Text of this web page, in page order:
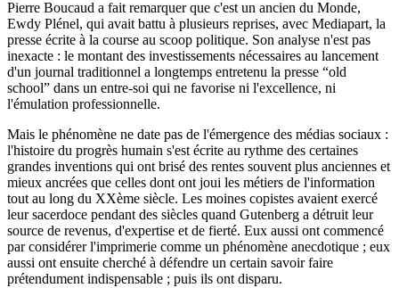
Pierre Boucaud a fait remarquer que c'est un ancien du Monde,
Ewdy Plénel, qui avait battu à plusieurs reprises, avec Mediapart, la
presse écrite à la course au scoop politique. Son analyse n'est pas
inexacte : le montant des investissements nécessaires au lancement
d'un journal traditionnel a longtemps entretenu la presse “old
school” dans un entre-soi qui ne favorise ni l'excellence, ni
l'émulation professionnelle.
Mais le phénomène ne date pas de l'émergence des médias sociaux :
l'histoire du progrès humain s'est écrite au rythme des certaines
grandes inventions qui ont brisé des rentes souvent plus anciennes et
mieux ancrées que celles dont ont joui les métiers de l'information
tout au long du XXème siècle. Les moines copistes avaient exercé
leur sacerdoce pendant des siècles quand Gutenberg a détruit leur
source de revenus, d'expertise et de fierté. Eux aussi ont commencé
par considérer l'imprimerie comme un phénomène anecdotique ; eux
aussi ont ensuite cherché à défendre un certain savoir faire
prétendument indispensable ; puis ils ont disparu.